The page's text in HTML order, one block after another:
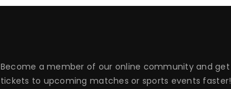
Become a member of our online community and get
tickets to upcoming matches or sports events faster!